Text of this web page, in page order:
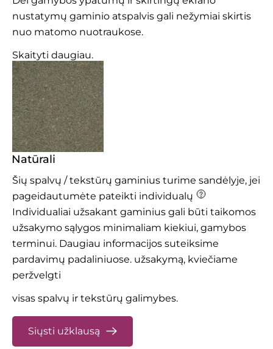
nustatymų gaminio atspalvis gali nežymiai skirtis
nuo matomo nuotraukose.
Skaityti daugiau.
Natūrali
Šių spalvų / tekstūrų gaminius turime sandėlyje, jei
pageidautumėte pateikti individualų
Individualiai užsakant gaminius gali būti taikomos
užsakymo sąlygos minimaliam kiekiui, gamybos
terminui. Daugiau informacijos suteiksime
pardavimų padaliniuose. užsakymą, kviečiame
peržvelgti
visas spalvų ir tekstūrų galimybes.
Siųsti užklausą